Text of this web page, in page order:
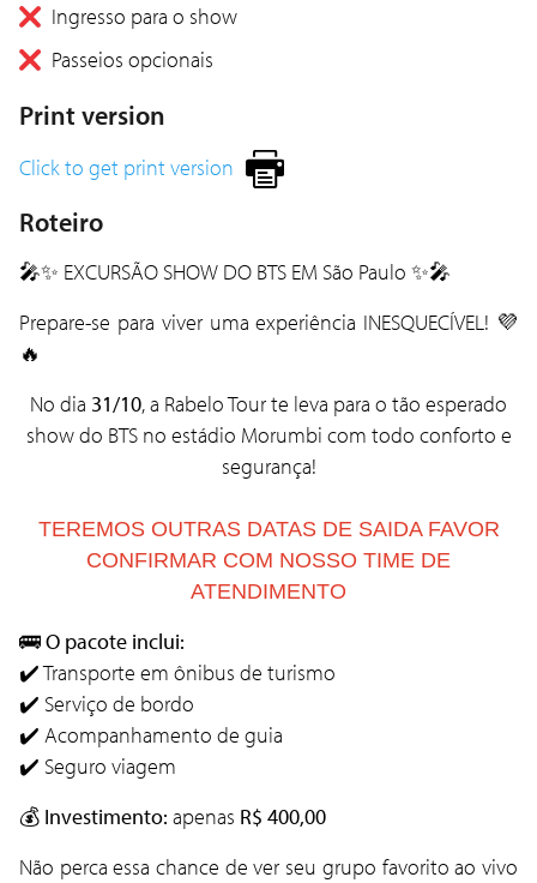
Ingresso para o show
Passeios opcionais
Print version
Click to get print version
Roteiro
🎤✨ EXCURSÃO SHOW DO BTS EM São Paulo ✨🎤
Prepare-se para viver uma experiência INESQUECÍVEL! 💜
🔥
No dia 31/10, a Rabelo Tour te leva para o tão esperado
show do BTS no estádio Morumbi com todo conforto e
segurança!
TEREMOS OUTRAS DATAS DE SAIDA FAVOR
CONFIRMAR COM NOSSO TIME DE
ATENDIMENTO
🚌O pacote inclui:
✔️ Transporte em ônibus de turismo
✔️ Serviço de bordo
✔️ Acompanhamento de guia
✔️ Seguro viagem
💰 Investimento: apenas R$ 400,00
Não perca essa chance de ver seu grupo favorito ao vivo